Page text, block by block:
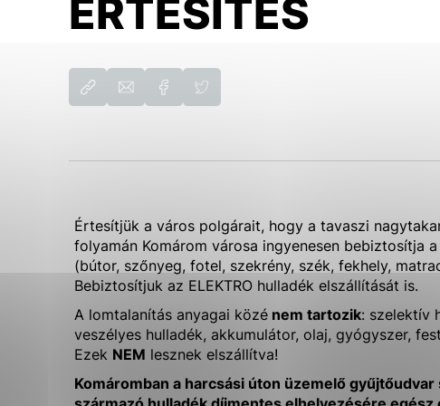
Főellenőri Részleg
kódexe
Életkörnyezet
források biztosításáról
ÉRTESÍTÉS
Értesítjük a város polgárait, hogy a tavaszi
folyamán Komárom városa ingyenesen bebiztosítja a
(bútor, szőnyeg, fotel, szekrény, szék, fekhely,
Bebiztosítjuk az ELEKTRO hulladék elszállítását is.
A lomtalanítás anyagai közé nem tartozik: szelektív
veszélyes hulladék, akkumulátor, olaj, gyógyszer,
Ezek NEM lesznek elszállítva!
Komáromban a harcsási úton üzemelő
Vyberte úroveň
aby mohol stránky
možné ich spojiť s konkrétnou